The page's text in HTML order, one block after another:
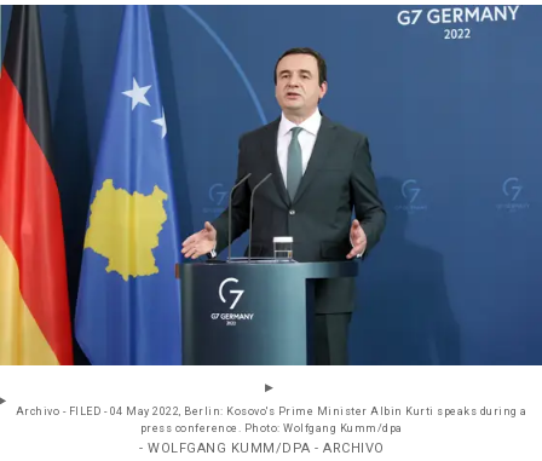
Archivo - FILED - 04 May 2022, Berlin: Kosovo's Prime Minister Albin Kurti speaks during a
press conference. Photo: Wolfgang Kumm/dpa
- WOLFGANG KUMM/DPA - ARCHIVO